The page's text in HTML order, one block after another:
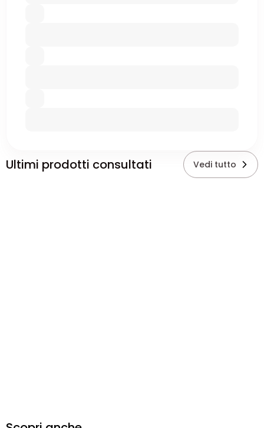
Ultimi prodotti consultati Vedi tutto